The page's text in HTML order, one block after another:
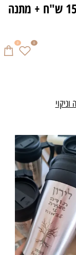
בכל רכישה מעל 500 ש"ח, שליח ב15 ש"ח + מתנה
0 0